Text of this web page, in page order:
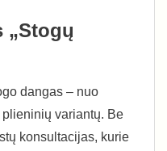
„Stogų
dangas – nuo
variantų. Be
konsultacijas, kurie